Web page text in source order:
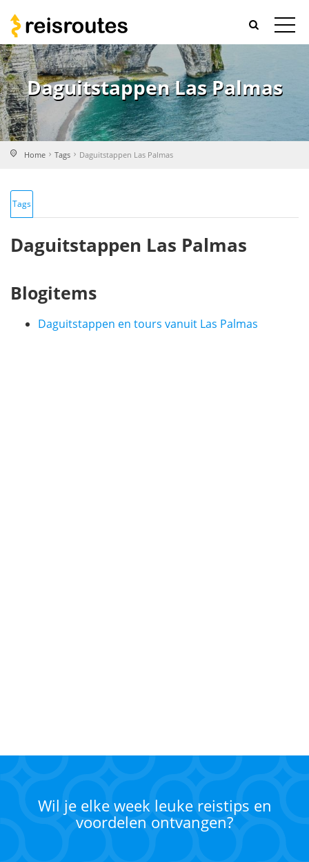
Daguitstappen Las Palmas
Home Tags Daguitstappen Las Palmas
Tags
Daguitstappen Las Palmas
Blogitems
Daguitstappen en tours vanuit Las Palmas
Wil je elke week leuke reistips en
voordelen ontvangen?